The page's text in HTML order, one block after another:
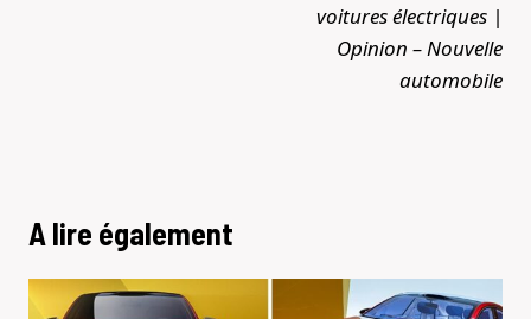
voitures électriques |
Opinion – Nouvelle
automobile
A lire également